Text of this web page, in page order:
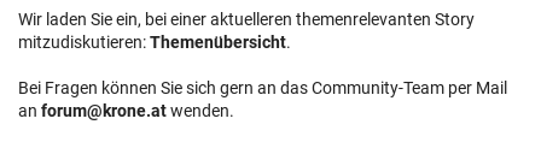
Wir laden Sie ein, bei einer aktuelleren themenrelevanten Story
mitzudiskutieren:Themenübersicht.
Bei Fragen können Sie sich gern an das Community-Team per Mail
an forum@krone.atwenden.